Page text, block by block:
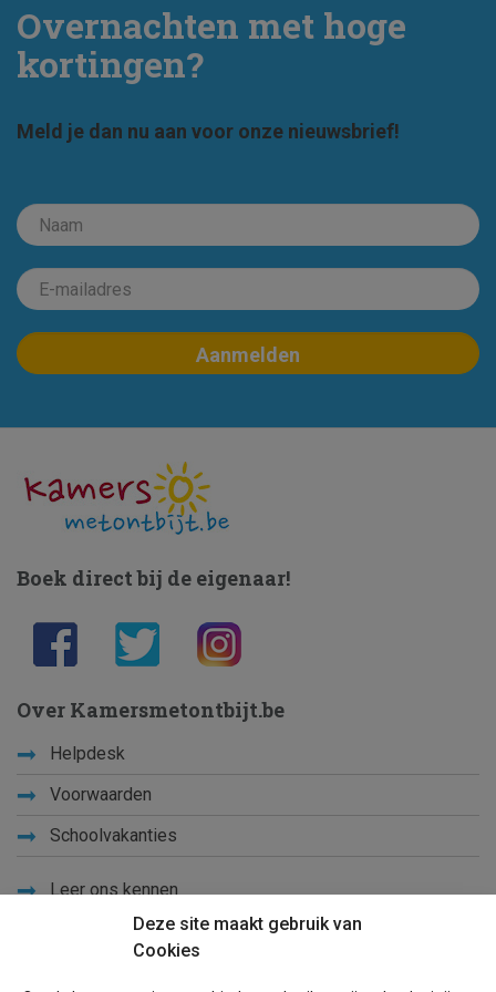
Overnachten met hoge
kortingen?
Meld je dan nu aan voor onze nieuwsbrief!
Deze site maakt gebruik van
Cookies
Boek direct bij de eigenaar!
Over Kamersmetontbijt.be
Helpdesk
Voorwaarden
Schoolvakanties
Leer ons kennen